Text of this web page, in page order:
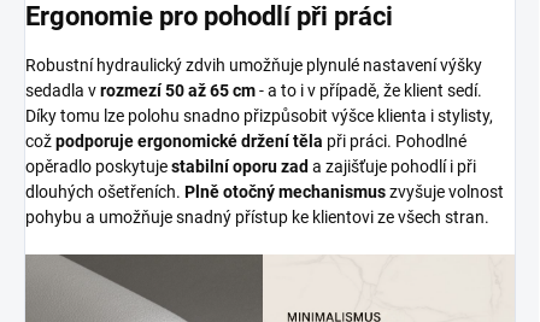
Ergonomie pro pohodlí při práci
Robustní hydraulický zdvih umožňuje plynulé nastavení výšky
sedadla vrozmezí 50 až 65 cm- a to i v případě, že klient sedí.
Díky tomu lze polohu snadno přizpůsobit výšce klienta i stylisty,
cožpodporuje ergonomické držení těla při práci. Pohodlné
opěradlo poskytujestabilní oporu zad a zajišťuje pohodlí i při
dlouhých ošetřeních. Plně otočný mechanismuszvyšuje volnost
pohybu a umožňuje snadný přístup ke klientovi ze všech stran.